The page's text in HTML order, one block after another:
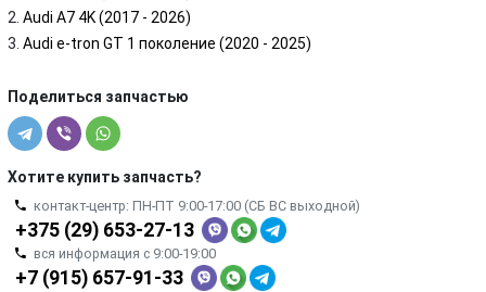
Audi A7 4K (2017 - 2026)
Audi e-tron GT 1 поколение (2020 - 2025)
Поделиться запчастью
Хотите купить запчасть?
контакт-центр: ПН-ПТ 9:00-17:00 (СБ ВС выходной)
+375 (29) 653-27-13
вся информация с 9:00-19:00
+7 (915) 657-91-33